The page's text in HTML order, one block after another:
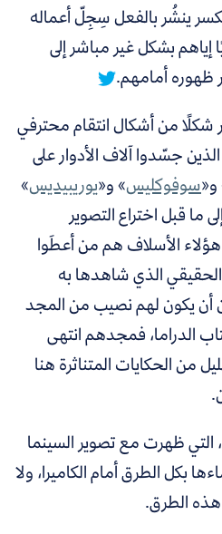
ينشُر بالفعل سِجِلّ أعماله
إياهم بشكل غير مباشر إلى
ظهوره أمامهم.
شكلًا من أشكال انتقام محترفي
جسّدوا آلاف الأدوار على
سوفوكليس» و«يوريبيديس»
ما قبل اختراع التصوير
الأسلاف هم من أعطَوا
الذي شاهدها به
أن يكون لهم نصيب من المجد
الدراما، فمجدهم انتهى
من الحكايات المتناثرة هنا
ظهرت مع تصوير السينما
بكل الطرق أمام الكاميرا، ولا
الطرق.